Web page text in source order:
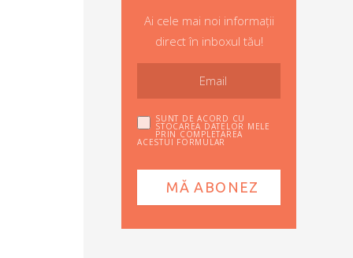
Ai cele mai noi informații
direct în inboxul tău!
SUNT DE ACORD CU
STOCAREA DATELOR MELE
PRIN COMPLETAREA
ACESTUI FORMULAR